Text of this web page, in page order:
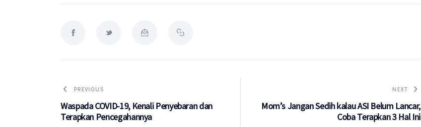
PREVIOUS
Waspada COVID-19, Kenali Penyebaran dan
Terapkan Pencegahannya
NEXT
Mom’s Jangan Sedih kalau ASI Belum Lancar,
Coba Terapkan 3 Hal Ini